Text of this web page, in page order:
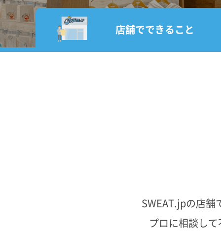
店舗でできること
SWEAT.jpの店舗
プロに相談し